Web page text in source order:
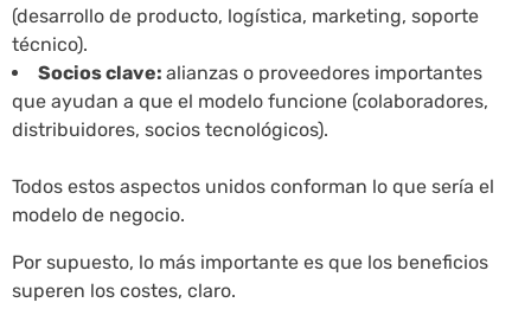
(desarrollo de producto, logística, marketing, soporte
técnico).
Socios clave: alianzas o proveedores importantes
que ayudan a que el modelo funcione (colaboradores,
distribuidores, socios tecnológicos).
Todos estos aspectos unidos conforman lo que sería el
modelo de negocio.
Por supuesto, lo más importante es que los beneficios
superen los costes, claro.